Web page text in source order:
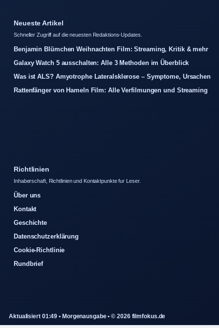
Neueste Artikel
Schneller Zugriff auf die neuesten Redaktions-Updates.
Benjamin Blümchen Weihnachten Film: Streaming, Kritik & mehr
Galaxy Watch 5 ausschalten: Alle 3 Methoden im Überblick
Was ist ALS? Amyotrophe Lateralsklerose – Symptome, Ursachen
Rattenfänger von Hameln Film: Alle Verfilmungen und Streaming
Richtlinien
Inhaberschaft, Richtlinien und Kontaktpunkte fur Leser.
Über uns
Kontakt
Geschichte
Datenschutzerklärung
Cookie-Richtlinie
Rundbrief
Aktualisiert 01:49 • Morgenausgabe • © 2026 filmfokus.de